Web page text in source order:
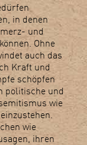
in denen
und
Ohne
auch das
Kraft und
schöpfen
politische und
wie
wie
ihren